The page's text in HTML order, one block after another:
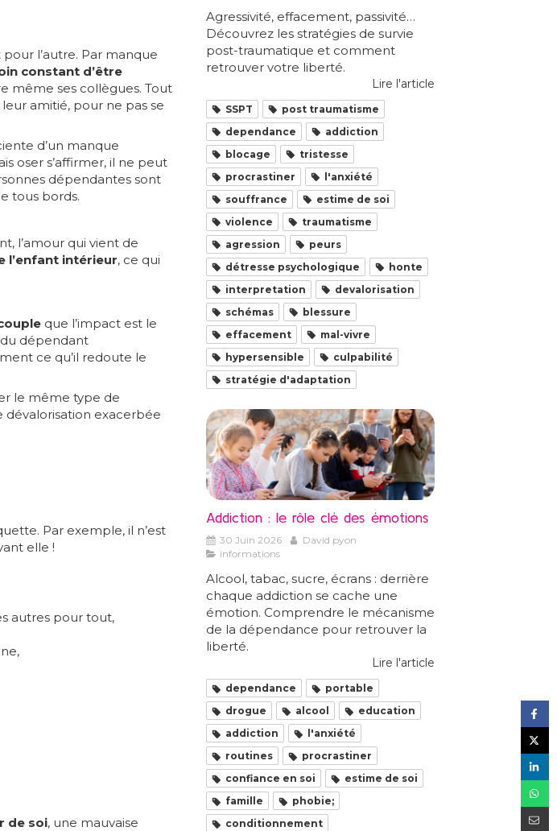
l’autre. Par manque
constant d’être
même ses collègues. Tout
amitié, pour ne pas se
d’un manque
oser s’affirmer, il ne peut
dépendantes sont
tous bords.
l’amour qui vient de
l’enfant intérieur, ce qui
que l’impact est le
dépendant
ce qu’il redoute le
le même type de
dévalorisation exacerbée
Par exemple, il n’est
elle !
autres pour tout,
de soi, une mauvaise
Agressivité, effacement, passivité…
Découvrez les stratégies de survie
post-traumatique et comment
retrouver votre liberté.
Lire l'article
SSPT
post traumatisme
dependance
addiction
blocage
tristesse
procrastiner
l'anxiété
souffrance
estime de soi
violence
traumatisme
agression
peurs
détresse psychologique
honte
interpretation
devalorisation
schémas
blessure
effacement
mal-vivre
hypersensible
culpabilité
stratégie d'adaptation
Addiction : le rôle clé des émotions
30 Juin 2026
David pyon
informations
Alcool, tabac, sucre, écrans : derrière
chaque addiction se cache une
émotion. Comprendre le mécanisme
de la dépendance pour retrouver la
liberté.
Lire l'article
dependance
portable
drogue
alcool
education
addiction
l'anxiété
routines
procrastiner
confiance en soi
estime de soi
famille
phobie;
conditionnement